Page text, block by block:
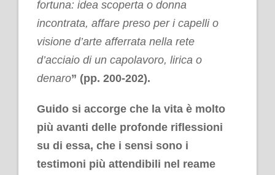
fortuna: idea scoperta o donna
incontrata, affare preso per i capelli o
visione d’arte afferrata nella rete
d’acciaio di un capolavoro, lirica o
denaro” (pp. 200-202).
Guido si accorge che la vita è molto
più avanti delle profonde riflessioni
su di essa, che i sensi sono i
testimoni più attendibili nel reame